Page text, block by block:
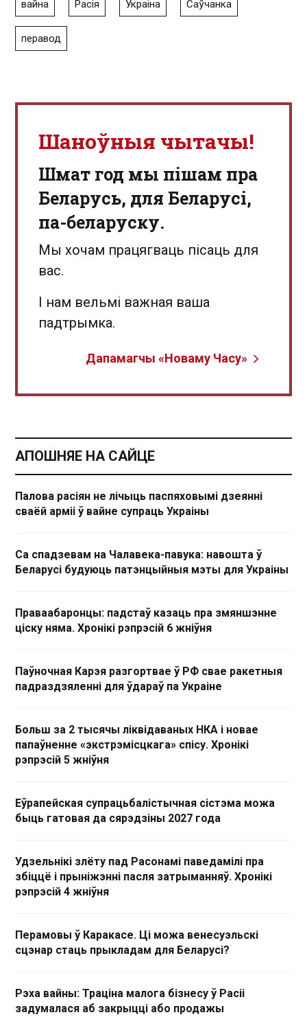
вайна Расія Украіна Саўчанка
перавод
Шаноўныя чытачы!
Шмат год мы пішам пра
Беларусь, для Беларусі,
па-беларуску.
Мы хочам працягваць пісаць для
вас.
І нам вельмі важная ваша
падтрымка.
Дапамагчы «Новаму Часу»
АПОШНЯЕ НА САЙЦЕ
Палова расіян не лічыць паспяховымі дзеянні
сваёй арміі ў вайне супраць Украіны
Са спадзевам на Чалавека-павука: навошта ў
Беларусі будуюць патэнцыйныя мэты для Украіны
Праваабаронцы: падстаў казаць пра змяншэнне
ціску няма. Хронікі рэпрэсій 6 жніўня
Паўночная Карэя разгортвае ў РФ свае ракетныя
падраздзяленні для ўдараў па Украіне
Больш за 2 тысячы ліквідаваных НКА і новае
папаўненне «экстрэмісцкага» спісу. Хронікі
рэпрэсій 5 жніўня
Еўрапейская супрацьбалістычная сістэма можа
быць гатовая да сярэдзіны 2027 года
Удзельнікі злёту пад Расонамі паведамілі пра
збіццё і прыніжэнні пасля затрыманняў. Хронікі
рэпрэсій 4 жніўня
Перамовы ў Каракасе. Ці можа венесуэльскі
сцэнар стаць прыкладам для Беларусі?
Рэха вайны: Траціна малога бізнесу ў Расіі
задумалася аб закрыцці або продажы